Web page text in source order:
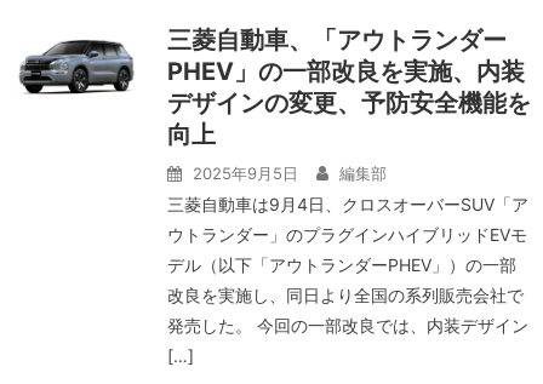
三菱自動車、「アウトランダー
PHEV」の一部改良を実施、内装
デザインの変更、予防安全機能を
向上
2025年9月5日 編集部
三菱自動車は9月4日、クロスオーバーSUV「ア
ウトランダー」のプラグインハイブリッドEVモ
デル（以下「アウトランダーPHEV」）の一部
改良を実施し、同日より全国の系列販売会社で
発売した。 今回の一部改良では、内装デザイン
[…]